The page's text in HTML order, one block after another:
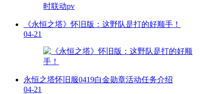
《永恒之塔》怀旧版：这野队是打的好顺手！
04-21
永恒之塔怀旧服0419白金勋章活动任务介绍
04-21